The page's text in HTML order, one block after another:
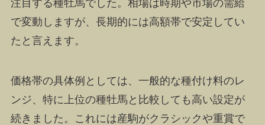
注目する種牡馬でした。相場は時期や市場の需給
で変動しますが、長期的には高額帯で安定してい
たと言えます。
価格帯の具体例としては、一般的な種付け料のレ
ンジ、特に上位の種牡馬と比較しても高い設定が
続きました。これには産駒がクラシックや重賞で